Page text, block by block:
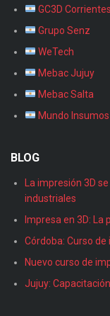
GC3D Corrientes
Grupo Senz
WeTech
Mebac Jujuy
Mebac Salta
Mundo Insumos
BLOG
La impresión 3D
industriales
Impresa en 3D:
Córdoba: Curso de
Nuevo curso de
Jujuy: